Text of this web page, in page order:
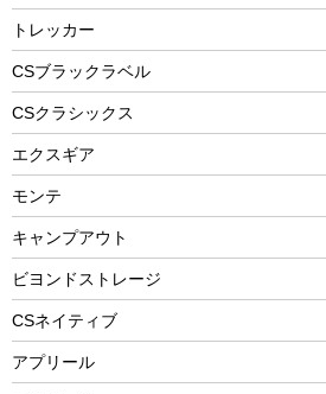
ステンレスボトル
フードボトル
トレー
ランチョンマット
ランチボックス
スプレー関係
ツール、他
エアーポンプ
アクセサリー
自転車ウェア
パラソル
フローティングベスト
エアーポンプ
ビーチテント
ウィンター
スノーシュー
防寒ウェア
トレッキング
トレッキングステッキ
防災用品
トレッカー
CSブラックラベル
CSクラシックス
エクスギア
モンテ
キャンプアウト
ビヨンドストレージ
CSネイティブ
アプリール